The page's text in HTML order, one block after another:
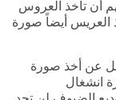
أن تأخذ العروس
العريس أيضاً صورة
عن أخذ صورة
انشغال